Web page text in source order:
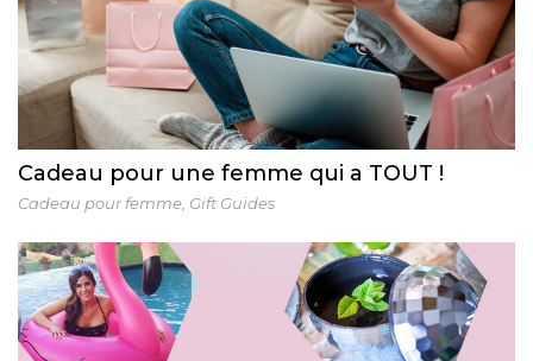
Cadeau pour une femme qui a TOUT !
Cadeau pour femme Gift Guides